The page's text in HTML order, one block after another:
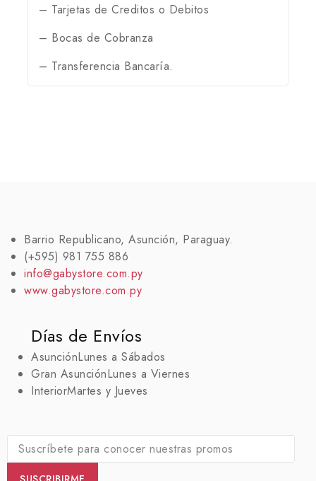
– Tarjetas de Creditos o Debitos
– Bocas de Cobranza
– Transferencia Bancaría.
Barrio Republicano, Asunción, Paraguay.
(+595) 981 755 886
info@gabystore.com.py
www.gabystore.com.py
Días de Envíos
AsunciónLunes a Sábados
Gran AsunciónLunes a Viernes
InteriorMartes y Jueves